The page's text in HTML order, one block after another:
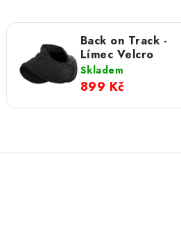
Back on Track -
Límec Velcro
Skladem
899 Kč